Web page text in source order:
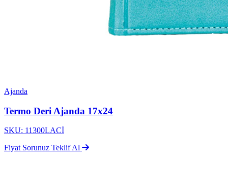
Ajanda
Termo Deri Ajanda 17x24
SKU: 11300LACİ
Fiyat Sorunuz Teklif Al